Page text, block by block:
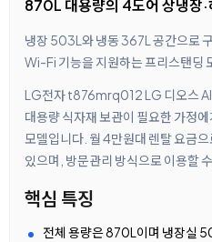
870L 대용량의 4도어 상냉장·
냉장 503L와 냉동 367L 공간으로
Wi-Fi 기능을 지원하는 프리스탠딩
LG전자 t876mrq012 LG 디오스 AI
대용량 식자재 보관이 필요한 가정
모델입니다. 월 4만원대 렌탈 요금
있으며, 방문관리 방식으로 이용할
핵심 특징
전체 용량은 870L이며 냉장실